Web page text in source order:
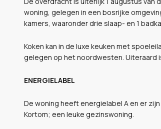
woning, gelegen in een bosrijke
kamers, waaronder drie slaap- en 1
Koken kan in de luxe keuken met
gelegen op het noordwesten. Uiteraard
ENERGIELABEL
De woning heeft energielabel A en er
Kortom; een leuke gezinswoning.